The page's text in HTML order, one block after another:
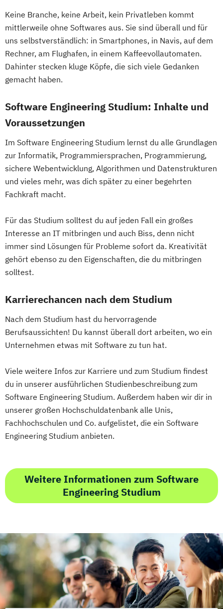
MedTech – Functional Imaging
Conventional & Ion Radiotherapy (EN)
Nachhaltige Produktion &
Kreislaufwirtschaft
Personal
Organisation & Strategie
Produktmarketing & Projektmanagement
Lehrende des Exekutivdienstes
Radiologietechnologie
Regenerative Energiesysteme &
technisches Energiemanagement
Robotik
Softwaretechnik & Digitaler Systembau
Kampagnenmanagement
Strategisches Sicherheitsmanagement
Sustainable Finance & Digital
Vorbereitungslehrgang Bachelor (Studieren
Wirtschaftsingenieur
Internet of Things und intelligente Systeme
Klimabewusste Gebäudetechnik
Leistungselektronik
Maschinenbau
Maschinenbau - Digitalisierte
Mechatronik und Robotik
Medical Engineering & eHealth
Bioprozesstechnik
Projekt und Prozessmanagement
Quantum Engineering
Robotics Engineering
Software Engineering Sports Technology
Tissue Engineering and Regenerative
Medicine
User Experience Management
Ökotoxikologie & Umweltmanagement
Keine Branche, keine Arbeit, kein Privatleben kommt
mittlerweile ohne Softwares aus. Sie sind überall und für
uns selbstverständlich: in Smartphones, in Navis, auf dem
Rechner, am Flughafen, in einem Kaffeevollautomaten.
Dahinter stecken kluge Köpfe, die sich viele Gedanken
gemacht haben.
Software Engineering Studium: Inhalte und
Voraussetzungen
Im Software Engineering Studium lernst du alle Grundlagen
zur Informatik, Programmiersprachen, Programmierung,
sichere Webentwicklung, Algorithmen und Datenstrukturen
und vieles mehr, was dich später zu einer begehrten
Fachkraft macht.
Für das Studium solltest du auf jeden Fall ein großes
Interesse an IT mitbringen und auch Biss, denn nicht
immer sind Lösungen für Probleme sofort da. Kreativität
gehört ebenso zu den Eigenschaften, die du mitbringen
solltest.
Karrierechancen nach dem Studium
Nach dem Studium hast du hervorragende
Berufsaussichten! Du kannst überall dort arbeiten, wo ein
Unternehmen etwas mit Software zu tun hat.
Viele weitere Infos zur Karriere und zum Studium findest
du in unserer ausführlichen Studienbeschreibung zum
Software Engineering Studium. Außerdem haben wir dir in
unserer großen Hochschuldatenbank alle Unis,
Fachhochschulen und Co. aufgelistet, die ein Software
Engineering Studium anbieten.
Weitere Informationen zum Software
Engineering Studium